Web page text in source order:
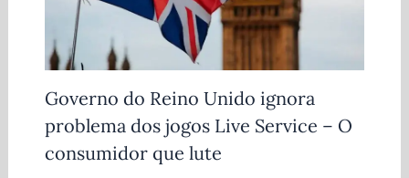
Governo do Reino Unido ignora
problema dos jogos Live Service – O
consumidor que lute